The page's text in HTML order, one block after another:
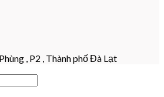
, P2 , Thành phố Đà Lạt